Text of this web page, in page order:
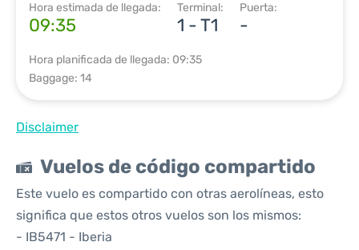
Hora estimada de llegada:
09:35
Terminal:
1 - T1
Puerta:
-
Hora planificada de llegada: 09:35
Baggage: 14
Disclaimer
Vuelos de código compartido
Este vuelo es compartido con otras aerolíneas, esto
significa que estos otros vuelos son los mismos:
- IB5471 - Iberia